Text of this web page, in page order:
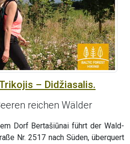
– Didžiasalis.
reichen Wälder
Dorf Bertašiūnai führt der Wald-
Nr. 2517 nach Süden, überquert